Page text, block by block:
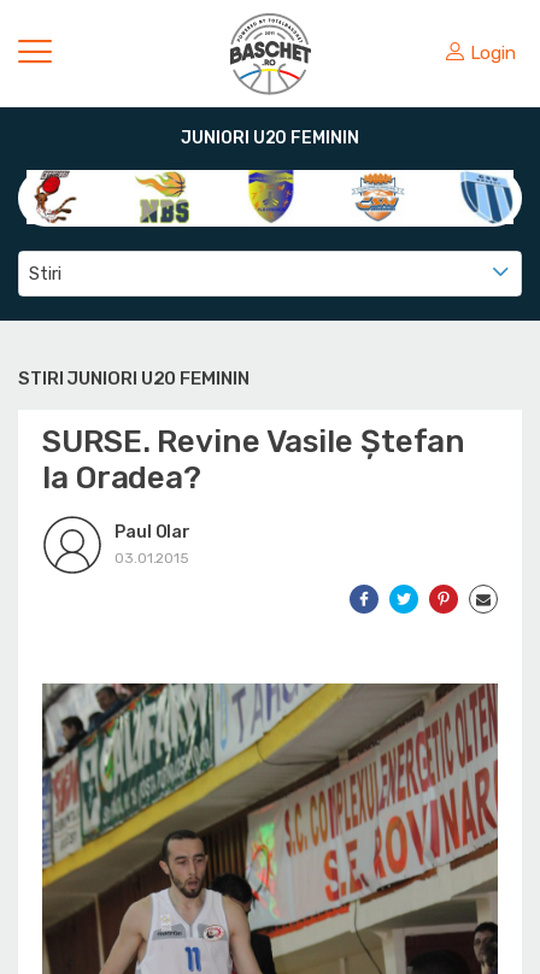
Login
JUNIORI U20 FEMININ
Stiri
STIRI JUNIORI U20 FEMININ
SURSE. Revine Vasile Ștefan
la Oradea?
Paul Olar
03.01.2015